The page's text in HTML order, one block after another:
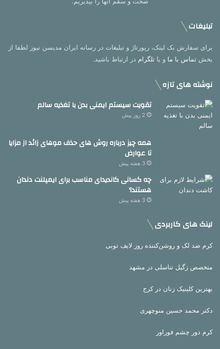
تبلیغات
برای سفارش بک لینک، رپورتاژ و تبلیغات در رسانه ایران مدیسن نیوز لطفا از
بخش تماس با ما و یا تلگرام در ارتباط باشید.
نوشته های تازه
تقویت سیستم ایمنی بدن با تغذیه سالم
2 روز پیش
همه چیز درباره روش های حذف موهای زائد از مزایا
تا عوارض
3 هفته پیش
چه کسانی کاندیدای مناسب برای ایمپلنت دندان
هستند؟
3 هفته پیش
لینک های کاربردی
کرم ضد لک و روشن‌کننده روز لایف توبی
متخصص زگیل تناسلی در مشهد
بهترین کلینیک زنان در کرج
دکتر محمد حسین منوچهری
کرم دور چشم فوراور